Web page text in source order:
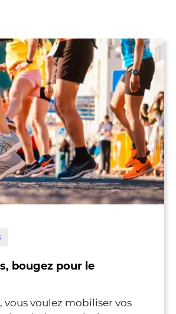
bougez pour le
vous voulez mobiliser vos